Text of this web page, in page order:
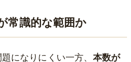
識的な範囲か
になりにくい一方、 本数が